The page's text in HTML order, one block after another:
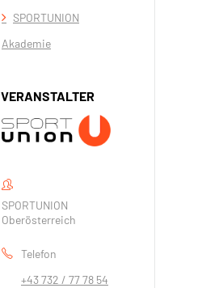
SPORTUNION
Akademie
VERANSTALTER
SPORTUNION
Oberösterreich
Telefon
+43 732 / 77 78 54